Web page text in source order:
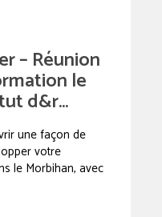
– Réunion
le
d&r...
une façon de
votre
le Morbihan, avec